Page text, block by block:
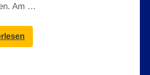
Am …